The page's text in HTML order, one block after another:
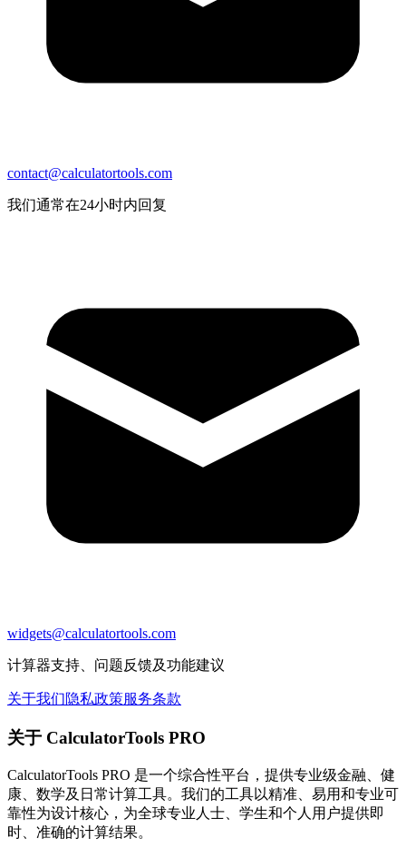
contact@calculatortools.com
我们通常在24小时内回复
widgets@calculatortools.com
计算器支持、问题反馈及功能建议
关于我们隐私政策服务条款
关于 CalculatorTools PRO
CalculatorTools PRO 是一个综合性平台，提供专业级金融、健
康、数学及日常计算工具。我们的工具以精准、易用和专业可
靠性为设计核心，为全球专业人士、学生和个人用户提供即
时、准确的计算结果。